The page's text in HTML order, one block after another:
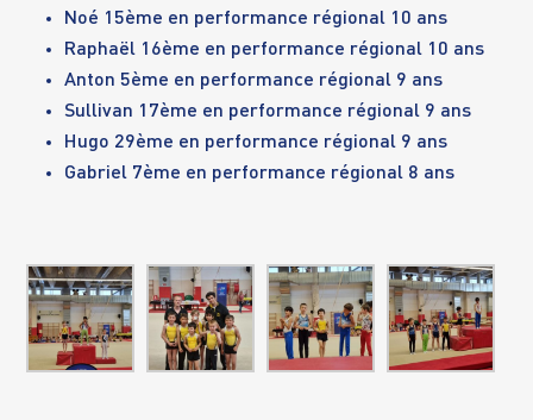
Noé 15ème en performance régional 10 ans
Raphaël 16ème en performance régional 10 ans
Anton 5ème en performance régional 9 ans
Sullivan 17ème en performance régional 9 ans
Hugo 29ème en performance régional 9 ans
Gabriel 7ème en performance régional 8 ans